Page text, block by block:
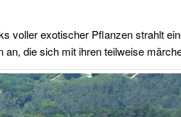
voller exotischer Pflanzen strahlt
die sich mit ihren teilweise